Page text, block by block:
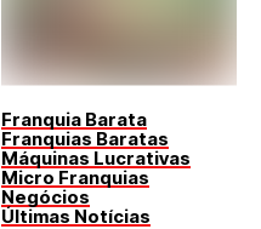
Franquia Barata
Franquias Baratas
Máquinas Lucrativas
Micro Franquias
Negócios
Últimas Notícias